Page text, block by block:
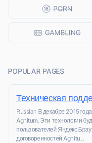
POPULAR PAGES
Техническая
Russian В декабре 2015
Agnitum. Эти технологии
пользователей
договоренностей Agnitu...